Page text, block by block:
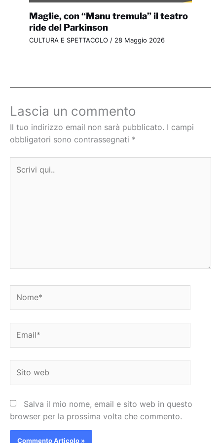
Maglie, con “Manu tremula” il teatro
ride del Parkinson
CULTURA E SPETTACOLO / 28 Maggio 2026
Lascia un commento
Il tuo indirizzo email non sarà pubblicato. I campi
obbligatori sono contrassegnati *
qui..
web
Salva il mio nome, email e sito web in questo
browser per la prossima volta che commento.